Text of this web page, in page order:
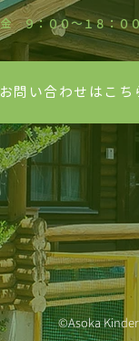
©Asoka
９：００～１８：００
い合わせはこち